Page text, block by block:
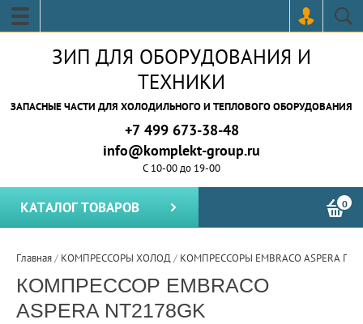
ЗИП ДЛЯ ОБОРУДОВАНИЯ И
ТЕХНИКИ
ЗАПАСНЫЕ ЧАСТИ ДЛЯ ХОЛОДИЛЬНОГО И ТЕПЛОВОГО ОБОРУДОВАНИЯ
+7 499 673-38-48
info@komplekt-group.ru
С 10-00 до 19-00
КАТАЛОГ ТОВАРОВ 0
Главная/ КОМПРЕССОРЫ ХОЛОД/ КОМПРЕССОРЫ EMBRACO ASPERA
КОМПРЕССОР EMBRACO
ASPERA NT2178GK